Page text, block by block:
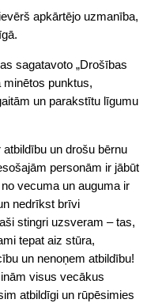
apkārtējo uzmanība,
sagatavoto „Drošības
minētos punktus,
un parakstītu līgumu
un drošu bērnu
personām ir jābūt
vecuma un auguma ir
nedrīkst brīvi
stingri uzsveram – tas,
tepat aiz stūra,
un nenoņem atbildību!
visus vecākus
atbildīgi un rūpēsimies